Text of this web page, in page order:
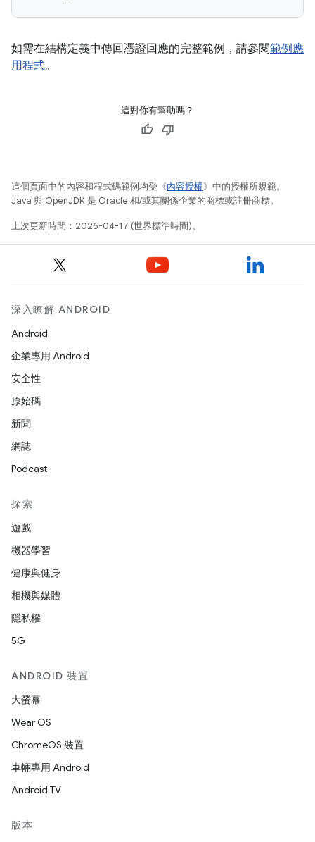
如需在結構定義中傳回憑證回應的完整範例，請參閱範例應
用程式。
這對你有幫助嗎？
這個頁面中的內容和程式碼範例均受《內容授權》中的授權所規範。
Java 與 OpenJDK 是 Oracle 和/或其關係企業的商標或註冊商標。
上次更新時間：2026-04-17 (世界標準時間)。
深入瞭解 ANDROID
Android
企業專用 Android
安全性
原始碼
新聞
網誌
Podcast
探索
遊戲
機器學習
健康與健身
相機與媒體
隱私權
5G
ANDROID 裝置
大螢幕
Wear OS
ChromeOS 裝置
車輛專用 Android
Android TV
版本